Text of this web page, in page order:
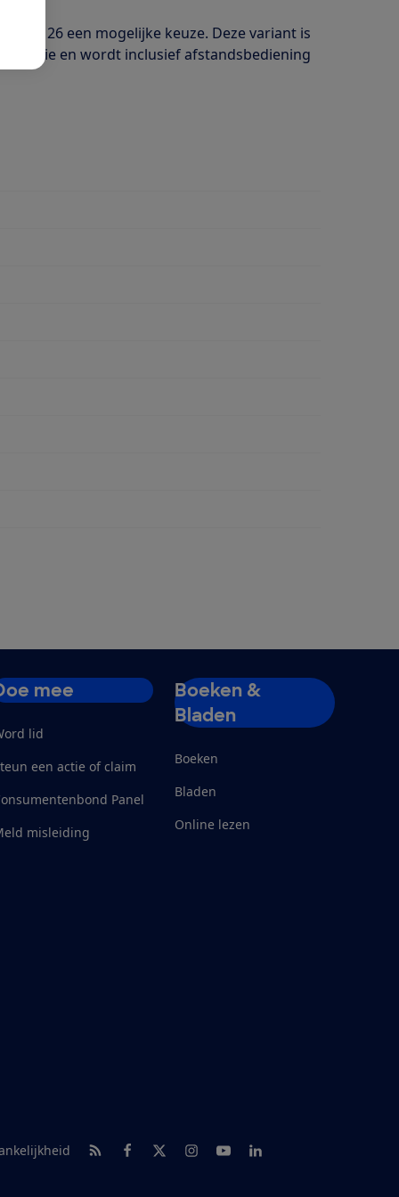
een mogelijke keuze. Deze variant is
en wordt inclusief afstandsbediening
mee
lid
een actie of claim
Panel
misleiding
Boeken &
Bladen
Boeken
Bladen
Online lezen
RSS-feed nieuws
Facebook
TwitterInstagram
YoutubeLinkedIn